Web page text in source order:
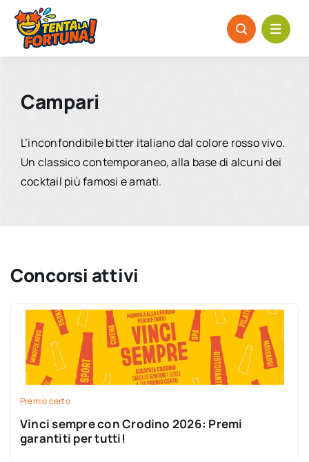
Salta
contenuto
Campari
L’inconfondibile bitter italiano dal colore rosso vivo.
Un classico contemporaneo, alla base di alcuni dei
cocktail più famosi e amati.
Concorsi attivi
Premio certo
Vinci sempre con Crodino 2026: Premi
garantiti per tutti!